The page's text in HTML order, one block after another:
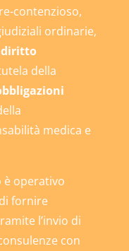
contenzioso,
ordinarie,
diritto
della
medica e
è operativo
fornire
l’invio di
con